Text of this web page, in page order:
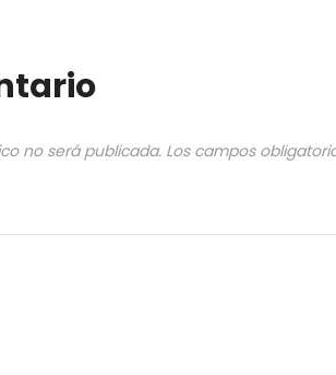
no será publicada. Los campos